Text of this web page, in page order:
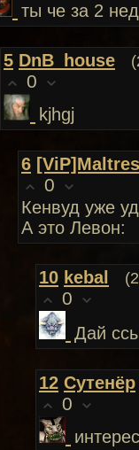
ты че за 2
5 DnB_house
0
kjhgj
6 [ViP]Maltres
0
Кенвуд уже
А это Левон:
10 kebal
0
Дай
12 Сутенёр
0